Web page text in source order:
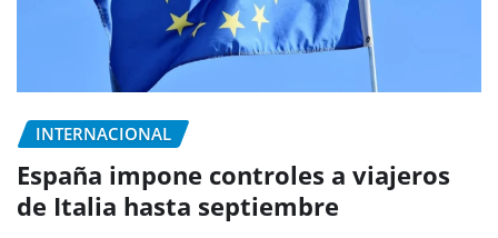
INTERNACIONAL
España impone controles a viajeros
de Italia hasta septiembre